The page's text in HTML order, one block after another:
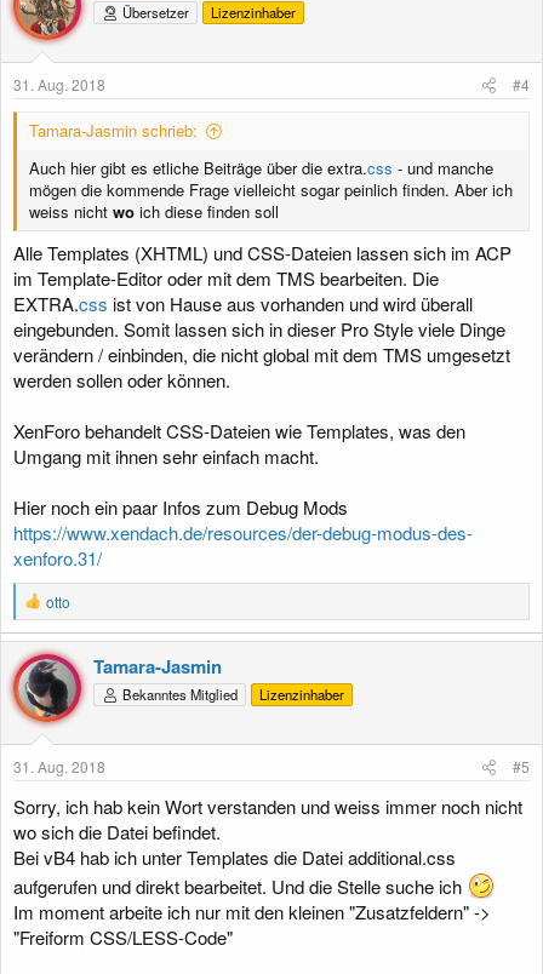
Übersetzer Lizenzinhaber
31. Aug. 2018 #4
Tamara-Jasmin schrieb:
Auch hier gibt es etliche Beiträge über die extra.css - und manche
mögen die kommende Frage vielleicht sogar peinlich finden. Aber ich
weiss nicht wo ich diese finden soll
Alle Templates (XHTML) und CSS-Dateien lassen sich im ACP
im Template-Editor oder mit dem TMS bearbeiten. Die
EXTRA.css ist von Hause aus vorhanden und wird überall
eingebunden. Somit lassen sich in dieser Pro Style viele Dinge
verändern / einbinden, die nicht global mit dem TMS umgesetzt
werden sollen oder können.
XenForo behandelt CSS-Dateien wie Templates, was den
Umgang mit ihnen sehr einfach macht.
Hier noch ein paar Infos zum Debug Mods
https://www.xendach.de/resources/der-debug-modus-des-
xenforo.31/
R
e
a
k
t
i
o
n
n
otto
Tamara-Jasmin
Bekanntes Mitglied Lizenzinhaber
31. Aug. 2018 #5
Sorry, ich hab kein Wort verstanden und weiss immer noch nicht
wo sich die Datei befindet.
Bei vB4 hab ich unter Templates die Datei additional.css
aufgerufen und direkt bearbeitet. Und die Stelle suche ich
Im moment arbeite ich nur mit den kleinen "Zusatzfeldern" ->
"Freiform CSS/LESS-Code"